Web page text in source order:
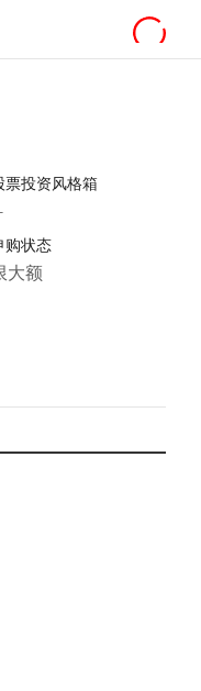
票投资风格箱
购状态
大额